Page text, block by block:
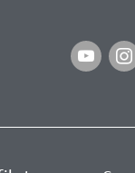
youtube